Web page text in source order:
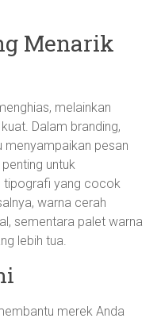
Menarik
melainkan
Dalam branding,
menyampaikan pesan
untuk
tipografi yang cocok
warna cerah
sementara palet warna
lebih tua.
merek Anda